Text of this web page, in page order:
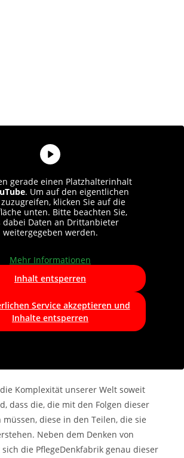
gerade einen Platzhalterinhalt
. Um auf den eigentlichen
klicken Sie auf die
unten. Bitte beachten Sie,
dabei Daten an Drittanbieter
weitergegeben werden.
Mehr Informationen
Inhalt entsperren
Service akzeptieren und
Inhalte entsperren
Komplexität unserer Welt soweit
dass die, die mit den Folgen dieser
diese in den Teilen, die sie
Neben dem Denken von
die PflegeDenkfabrik genau dieser